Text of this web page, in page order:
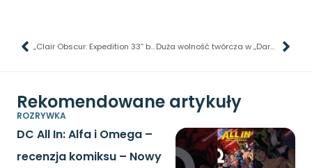
„Clair Obscur: Expedition 33” bije rekord Duża wolność twórcza w „Daredevil: Born Again”
Rekomendowane artykuły
ROZRYWKA
DC All In: Alfa i Omega –
recenzja komiksu – Nowy